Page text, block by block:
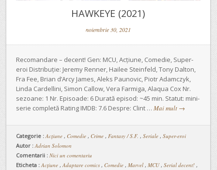
HAWKEYE (2021)
noiembrie 30, 2021
Recomandare – decent! Gen: MCU, Acțiune, Comedie, Super-
eroi Distribuție: Jeremy Renner, Hailee Steinfeld, Tony Dalton,
Fra Fee, Brian d’Arcy James, Aleks Paunovic, Piotr Adamczyk,
Linda Cardellini, Simon Callow, Vera Farmiga, Alaqua Cox Nr.
sezoane: 1 Nr. Episoade: 6 Durată episod: ~45 min. Statut: mini-
serie completă Rating IMDB: 7.6 Despre: Clint … Mai mult →
Categorie : Acțiune , Comedie , Crime , Fantasy / S.F. , Seriale , Super-eroi
Autor : Adrian Solomon
Comentarii : Nici un comentariu
Eticheta : Acțiune , Adaptare comics , Comedie , Marvel , MCU, Serial decent! ,